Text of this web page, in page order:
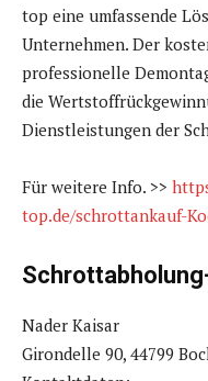
top eine umfassende
Unternehmen. Der
professionelle
die
Dienstleistungen der
Für weitere Info. >>
top.de/schrottankauf-
Nader Kaisar
Girondelle 90, 44799